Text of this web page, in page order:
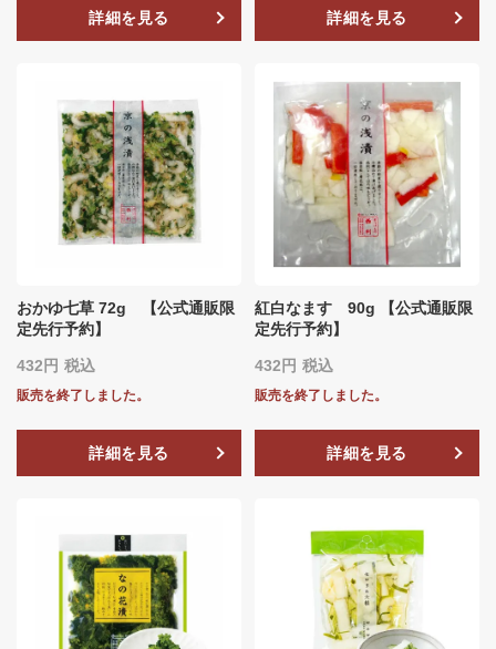
詳細を見る 詳細を見る
おかゆ七草 72g 【公式通販限
定先行予約】
432 税込
販売を終了しました。
詳細を見る
紅白なます 90g 【公式通販限
定先行予約】
432 税込
販売を終了しました。
詳細を見る